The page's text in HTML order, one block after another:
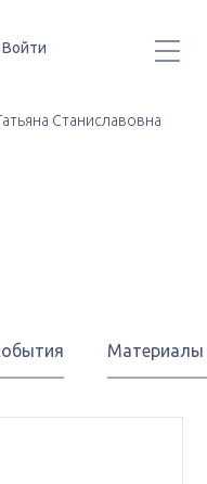
Войти
Станиславовна
Материалы